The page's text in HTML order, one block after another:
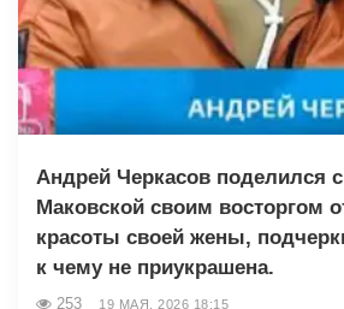
Андрей Черкасов поделился
Маковской своим восторгом
красоты своей жены,
к чему не приукрашена.
253 19 МАЯ, 2026 18:15